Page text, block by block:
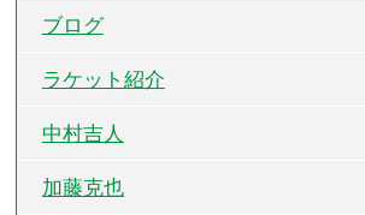
ブログ
ラケット紹介
中村吉人
加藤克也